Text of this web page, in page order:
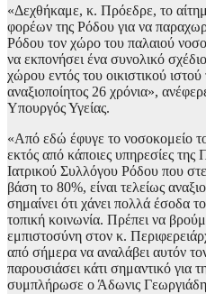
«Δεχθήκαμε, κ. Πρόεδρε, το
φορέων της Ρόδου για να
Ρόδου τον χώρο του παλαιού
να εκπονήσει ένα συνολικό
χώρου εντός του οικιστικού
αναξιοποίητος 26 χρόνια»,
Υπουργός Υγείας.
«Από εδώ έφυγε το νοσοκομείο
εκτός από κάποιες υπηρεσίες της
Ιατρικού Συλλόγου Ρόδου που
βάση το 80%, είναι τελείως
σημαίνει ότι χάνει πολλά έσοδα
τοπική κοινωνία. Πρέπει να
εμπιστοσύνη στον κ.
από σήμερα να αναλάβει αυτόν
παρουσιάσει κάτι σημαντικό για
συμπλήρωσε ο Άδωνις